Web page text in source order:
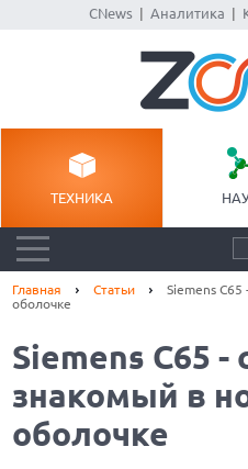
CNews| Аналитика
ТЕХНИКА
Главная Статьи
Siemens
оболочке
Siemens С65 -
знакомый в
оболочке